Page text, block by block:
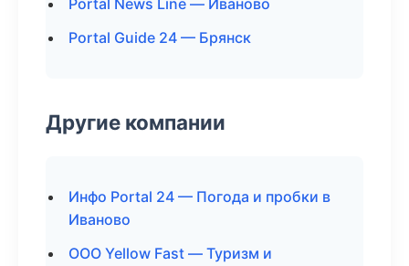
Portal News Line — Иваново
Portal Guide 24 — Брянск
Другие компании
Инфо Portal 24 — Погода и пробки в
Иваново
ООО Yellow Fast — Туризм и